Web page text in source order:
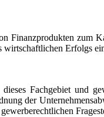
Finanzprodukten zum
wirtschaftlichen Erfolgs
Fachgebiet und
der